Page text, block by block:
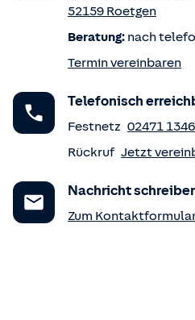
52159 Roetgen
Beratung: nach
Termin vereinbaren
Telefonisch
Festnetz 02471
Rückruf Jetzt
Nachricht
Zum